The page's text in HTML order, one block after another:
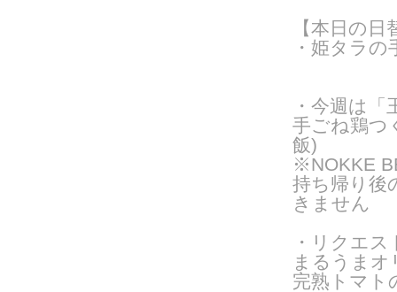
【本日の
・姫タラ
・今週は
手ごね鶏つ
飯)
※NOKKE
持ち帰り後
きません
・リクエ
まるうまオ
完熟トマト